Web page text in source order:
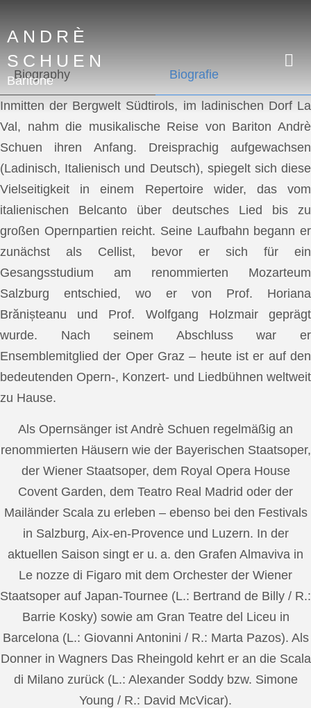
ANDRÈ
SCHUEN
Baritone
Biography Biografie
Inmitten der Bergwelt Südtirols, im ladinischen Dorf La
Val, nahm die musikalische Reise von Bariton Andrè
Schuen ihren Anfang. Dreisprachig aufgewachsen
(Ladinisch, Italienisch und Deutsch), spiegelt sich diese
Vielseitigkeit in einem Repertoire wider, das vom
italienischen Belcanto über deutsches Lied bis zu
großen Opernpartien reicht. Seine Laufbahn begann er
zunächst als Cellist, bevor er sich für ein
Gesangsstudium am renommierten Mozarteum
Salzburg entschied, wo er von Prof. Horiana
Brănișteanu und Prof. Wolfgang Holzmair geprägt
wurde. Nach seinem Abschluss war er
Ensemblemitglied der Oper Graz – heute ist er auf den
bedeutenden Opern-, Konzert- und Liedbühnen weltweit
zu Hause.
Als Opernsänger ist Andrè Schuen regelmäßig an
renommierten Häusern wie der Bayerischen Staatsoper,
der Wiener Staatsoper, dem Royal Opera House
Covent Garden, dem Teatro Real Madrid oder der
Mailänder Scala zu erleben – ebenso bei den Festivals
in Salzburg, Aix-en-Provence und Luzern. In der
aktuellen Saison singt er u. a. den Grafen Almaviva in
Le nozze di Figaro mit dem Orchester der Wiener
Staatsoper auf Japan-Tournee (L.: Bertrand de Billy / R.:
Barrie Kosky) sowie am Gran Teatre del Liceu in
Barcelona (L.: Giovanni Antonini / R.: Marta Pazos). Als
Donner in Wagners Das Rheingold kehrt er an die Scala
di Milano zurück (L.: Alexander Soddy bzw. Simone
Young / R.: David McVicar).